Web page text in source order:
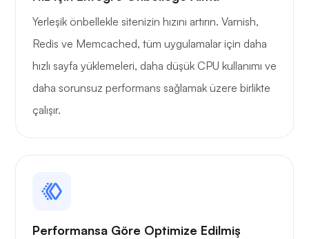
Yerleşik önbellekle sitenizin hızını artırın. Varnish,
Redis ve Memcached, tüm uygulamalar için daha
hızlı sayfa yüklemeleri, daha düşük CPU kullanımı ve
daha sorunsuz performans sağlamak üzere birlikte
çalışır.
Performansa Göre Optimize Edilmiş